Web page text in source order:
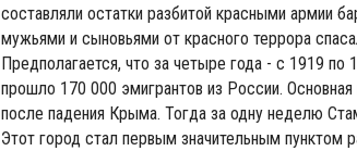
составляли остатки разбитой красными армии
мужьями и сыновьями от красного террора
Предполагается, что за четыре года - с 1919 по
прошло 170 000 эмигрантов из России.
после падения Крыма. Тогда за одну неделю
Этот город стал первым значительным пунктом